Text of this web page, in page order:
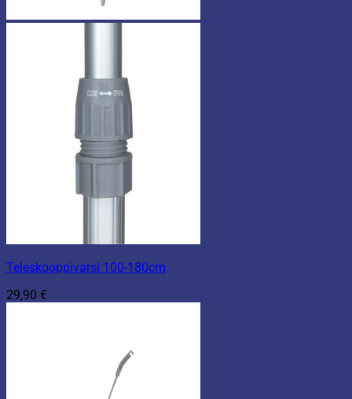
Teleskooppivarsi 100-180cm
29,90 €